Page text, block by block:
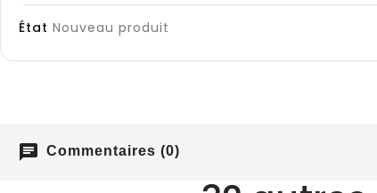
État Nouveau produit
chat Commentaires (0)